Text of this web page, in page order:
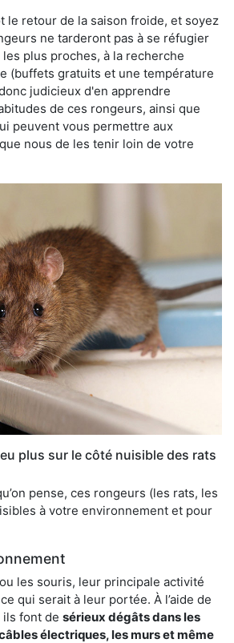
le retour de la saison froide, et soyez
ne tarderont pas à se réfugier
plus proches, à la recherche
(buffets gratuits et une température
judicieux d'en apprendre
de ces rongeurs, ainsi que
peuvent vous permettre aux
nous de les tenir loin de votre
plus sur le côté nuisible des rats
pense, ces rongeurs (les rats, les
à votre environnement et pour
les souris, leur principale activité
qui serait à leur portée. À l’aide de
font de sérieux dégâts dans les
électriques, les murs et même